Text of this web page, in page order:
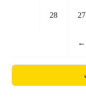
27
28
←